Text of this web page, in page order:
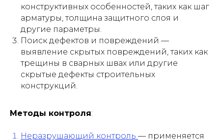
конструктивных особенностей, таких как шаг
арматуры, толщина защитного слоя и
другие параметры.
Поиск дефектов и повреждений —
выявление скрытых повреждений, таких как
трещины в сварных швах или другие
скрытые дефекты строительных
конструкций.
Методы контроля:
Неразрушающий контроль — применяется